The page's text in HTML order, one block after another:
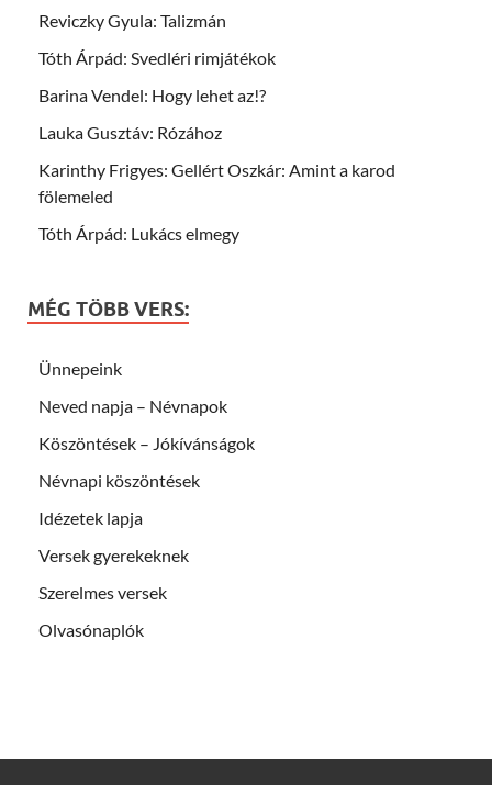
Reviczky Gyula: Talizmán
Tóth Árpád: Svedléri rimjátékok
Barina Vendel: Hogy lehet az!?
Lauka Gusztáv: Rózához
Karinthy Frigyes: Gellért Oszkár: Amint a karod
fölemeled
Tóth Árpád: Lukács elmegy
MÉG TÖBB VERS:
Ünnepeink
Neved napja – Névnapok
Köszöntések – Jókívánságok
Névnapi köszöntések
Idézetek lapja
Versek gyerekeknek
Szerelmes versek
Olvasónaplók